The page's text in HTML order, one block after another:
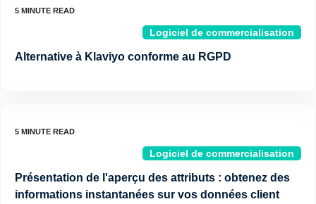
Logiciel de commercialisation
Alternative à Klaviyo conforme au RGPD
Logiciel de commercialisation
Présentation de l'aperçu des attributs : obtenez des
informations instantanées sur vos données client